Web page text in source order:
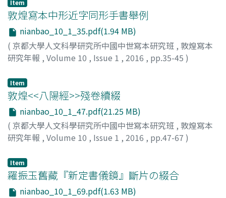
Item
敦煌寫本中形近字同形手書舉例
nianbao_10_1_35.pdf(1.94 MB)
( 京都大學人文科學研究所中國中世寫本研究班 , 敦煌寫本
研究年報 , Volume 10 , Issue 1 , 2016 , pp.35-45 )
Item
敦煌<<八陽經>>殘卷續綴
nianbao_10_1_47.pdf(21.25 MB)
( 京都大學人文科學研究所中國中世寫本研究班 , 敦煌寫本
研究年報 , Volume 10 , Issue 1 , 2016 , pp.47-67 )
Item
羅振玉舊藏『新定書儀鏡』斷片の綴合
nianbao_10_1_69.pdf(1.63 MB)